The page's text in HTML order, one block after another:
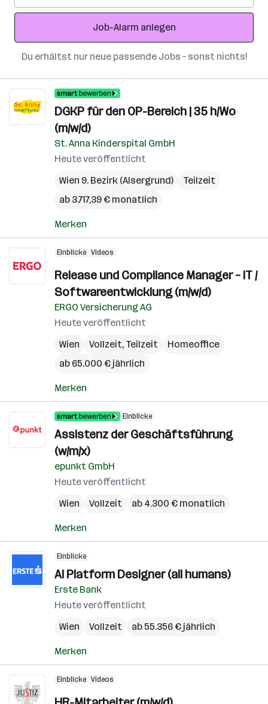
Adresse
Job-Alarm anlegen
Du erhältst nur neue passende Jobs – sonst nichts!
DGKP für den OP-Bereich | 35 h/Wo
(m/w/d)
St. Anna Kinderspital GmbH
Heute veröffentlicht
Wien 9. Bezirk (Alsergrund)
Teilzeit
ab 3.717,39 € monatlich
Merken
Einblicke Videos
Release und Compliance Manager – IT /
Softwareentwicklung (m/w/d)
ERGO Versicherung AG
Heute veröffentlicht
Wien
Vollzeit, Teilzeit
Homeoffice
ab 65.000 € jährlich
Merken
Einblicke
Assistenz der Geschäftsführung
(w/m/x)
epunkt GmbH
Heute veröffentlicht
Wien
Vollzeit ab 4.300 € monatlich
Merken
Einblicke
AI Platform Designer (all humans)
Erste Bank
Heute veröffentlicht
Wien
Vollzeit ab 55.356 € jährlich
Merken
Einblicke Videos